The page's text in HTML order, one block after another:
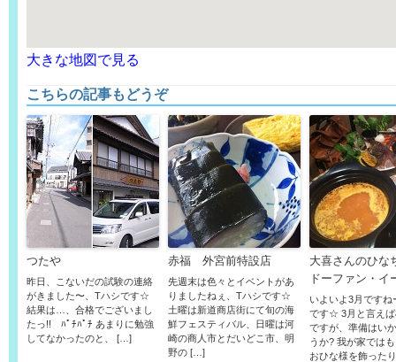
大きな地図で見る
こちらの記事もどうぞ
つたや
昨日、こないだの試験の連絡
がきました〜、Tハシです☆
結果は…、合格でございまし
たっ!! ﾊﾟﾁﾊﾟﾁ あまりに勉強
してなかったのと、 […]
赤福 外宮前特設店
先週末は色々とイベントがあ
りましたねぇ、Tハシです☆
土曜は新道商店街にて旬の海
鮮フェスティバル、日曜は河
崎の商人市とだいどこ市、明
野の […]
大喜さんのひな
ドーファン・イ
いよいよ3月ですね
です☆ 3月と言え
ですが、準備はい
うか? 我が家では
おひな様を飾った